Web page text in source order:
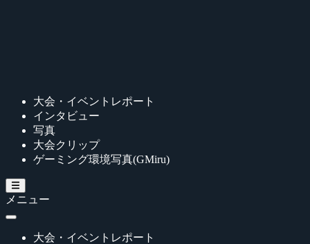
大会・イベントレポート
インタビュー
写真
大会クリップ
ゲーミング環境写真(GMiru)
メニュー
大会・イベントレポート